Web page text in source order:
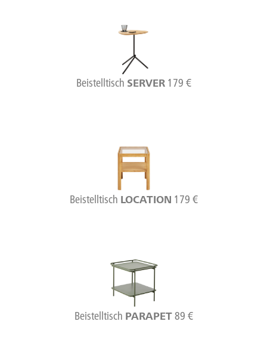
Beistelltisch SERVER179 €
Beistelltisch LOCATION 179 €
Beistelltisch PARAPET89 €